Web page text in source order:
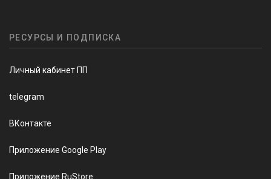
РЕСУРСЫ И ПОДПИСКА
Личный кабинет ПП
telegram
ВКонтакте
Приложение Google Play
Приложение RuStore